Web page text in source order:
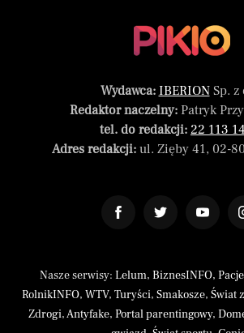
Wydawca: IBERIONSp. z
Redaktor naczelny:Patryk
tel. do redakcji: 22 113
Adres redakcji:ul. Zięby 41, 02-
Nasze serwisy: Lelum, BiznesINFO,
RolnikINFO, WTV, Turyści, Smakosze, Świat
Zdrogi,Antyfake, Portal parentingowy,